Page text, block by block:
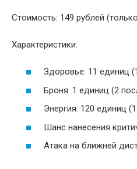
Стоимость: 149 рублей
Характеристики:
Здоровье: 11 единиц
Броня: 1 единиц (2
Энергия: 120 единиц
Шанс нанесения
Атака на ближней